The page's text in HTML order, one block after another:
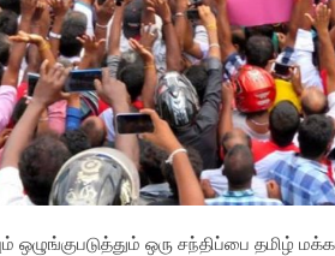
ஒரு சந்திப்பை தமிழ்